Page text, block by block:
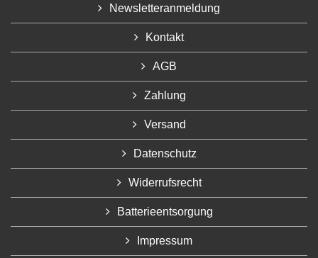
Newsletteranmeldung
Kontakt
AGB
Zahlung
Versand
Datenschutz
Widerrufsrecht
Batterieentsorgung
Impressum